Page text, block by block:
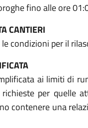
fino alle ore
CANTIERI
condizioni per il
ai limiti di
per quelle
contenere una